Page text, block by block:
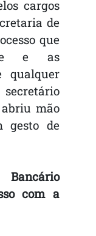
cargos
de
que
e as
qualquer
mão
gesto de
com a